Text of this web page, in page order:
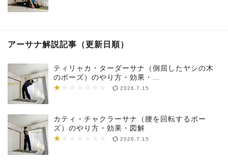
アーサナ解説記事（更新日順）
ティリャカ・ターダーサナ（側屈したヤシの木
のポーズ）のやり方・効果・…
★
★★★★★★★ 2026.7.15
カティ・チャクラーサナ（腰を回転するポー
ズ）のやり方・効果・図解
★
★★★★★★★ 2026.7.15